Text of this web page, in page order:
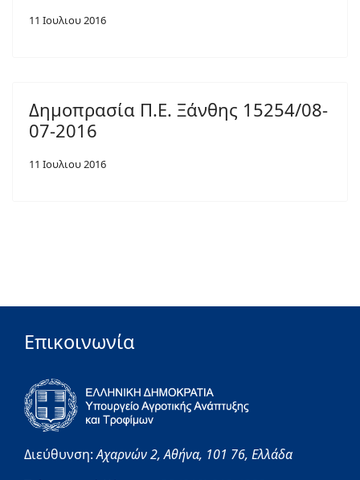
11 Ιουλιου 2016
Δημοπρασία Π.Ε. Ξάνθης 15254/08-
07-2016
11 Ιουλιου 2016
Επικοινωνία
Διεύθυνση:Αχαρνών 2,Αθήνα, 101 76, Ελλάδα